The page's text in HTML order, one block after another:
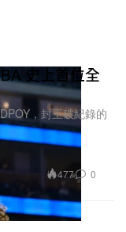
史上首位全
，封王破紀錄的
477 0